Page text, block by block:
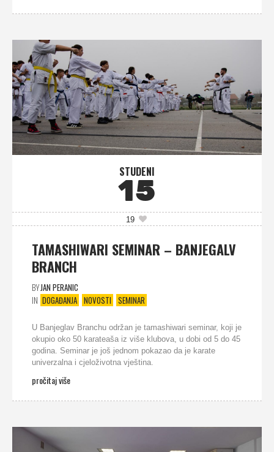
STUDENI
15
19
TAMASHIWARI SEMINAR – BANJEGALV
BRANCH
BYJAN PERANIC
IN DOGAĐANJA NOVOSTI SEMINAR
U Banjeglav Branchu održan je tamashiwari seminar, koji je
okupio oko 50 karateaša iz više klubova, u dobi od 5 do 45
godina. Seminar je još jednom pokazao da je karate
univerzalna i cjeloživotna vještina.
pročitaj više